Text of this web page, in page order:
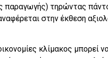
παραγωγής) τηρώντας
στην έκθεση
κλίμακος μπορεί